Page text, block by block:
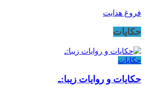
فروغ هدایت
حکایات
حکایات
حکایات و روایات زیبا:ـ